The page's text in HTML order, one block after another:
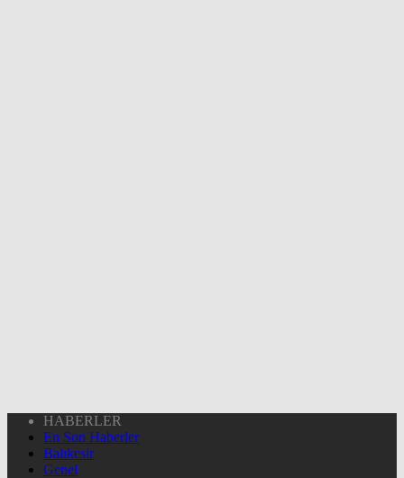
HABERLER
En Son Haberler
Balıkesir
Genel